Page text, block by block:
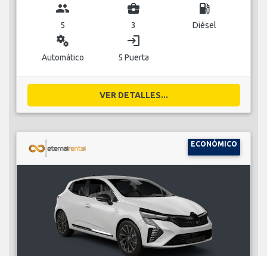
group
5
business_center
3
local_gas_station
Diésel
miscellaneous_services
Automático
login
5 Puerta
VER DETALLES...
ECONÓMICO